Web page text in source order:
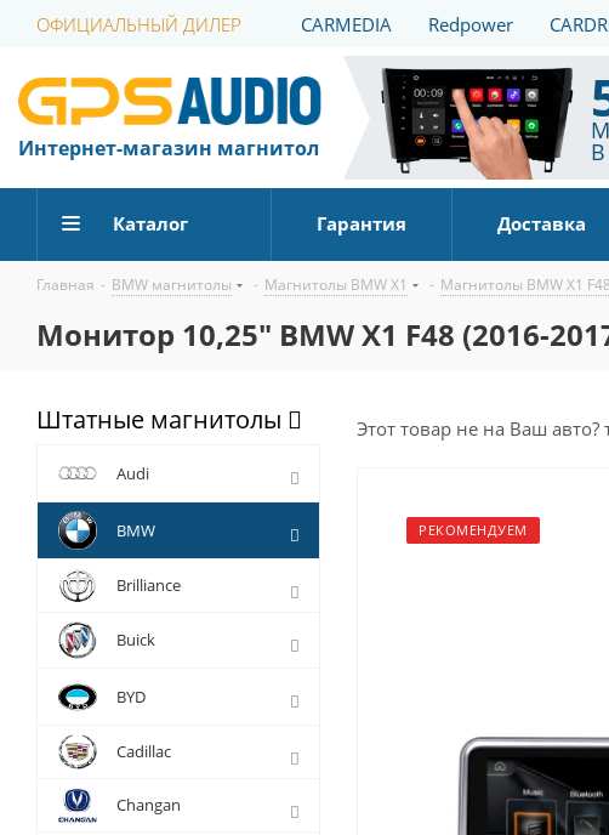
ОФИЦИАЛЬНЫЙ ДИЛЕР CARMEDIA Redpower
Интернет-магазин магнитол
Каталог Гарантия Доставка
Главная - BMW магнитолы - Магнитолы BMW X1 - Магнитолы BMW X1
Монитор 10,25" BMW X1 F48 (2016-
Этот товар не на Ваш
РЕКОМЕНДУЕМ
Штатные магнитолы
Audi
BMW
Brilliance
Buick
BYD
Cadillac
Changan